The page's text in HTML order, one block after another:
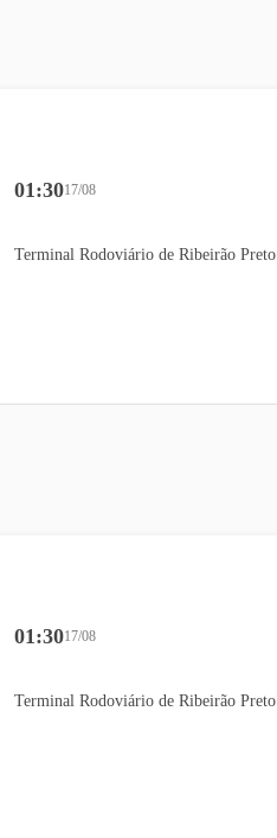
01:3017/08
Terminal Rodoviário de Ribeirão Preto
01:3017/08
Terminal Rodoviário de Ribeirão Preto